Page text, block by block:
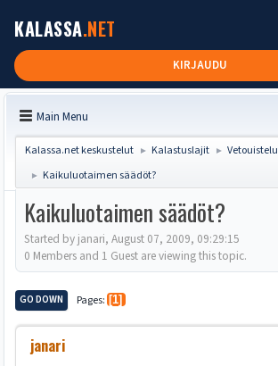
KALASSA.NET
KIRJAUDU
Main Menu
Kalassa.net keskustelut ► Kalastuslajit ► Vetouistelu
► Kaikuluotaimen säädöt?
Kaikuluotaimen säädöt?
Started by janari, August 07, 2009, 09:29:15
0 Members and 1 Guest are viewing this topic.
GO DOWN Pages 1
janari